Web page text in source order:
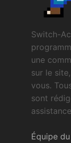
Switch-
une
sur le
vous.
sont
Équipe